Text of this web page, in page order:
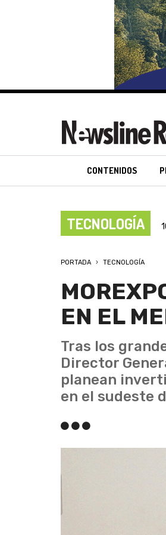
CONTENIDOS
TECNOLOGÍA
PORTADA TECNOLOGÍA
EN EL
Tras los
Director
planean
en el sudeste